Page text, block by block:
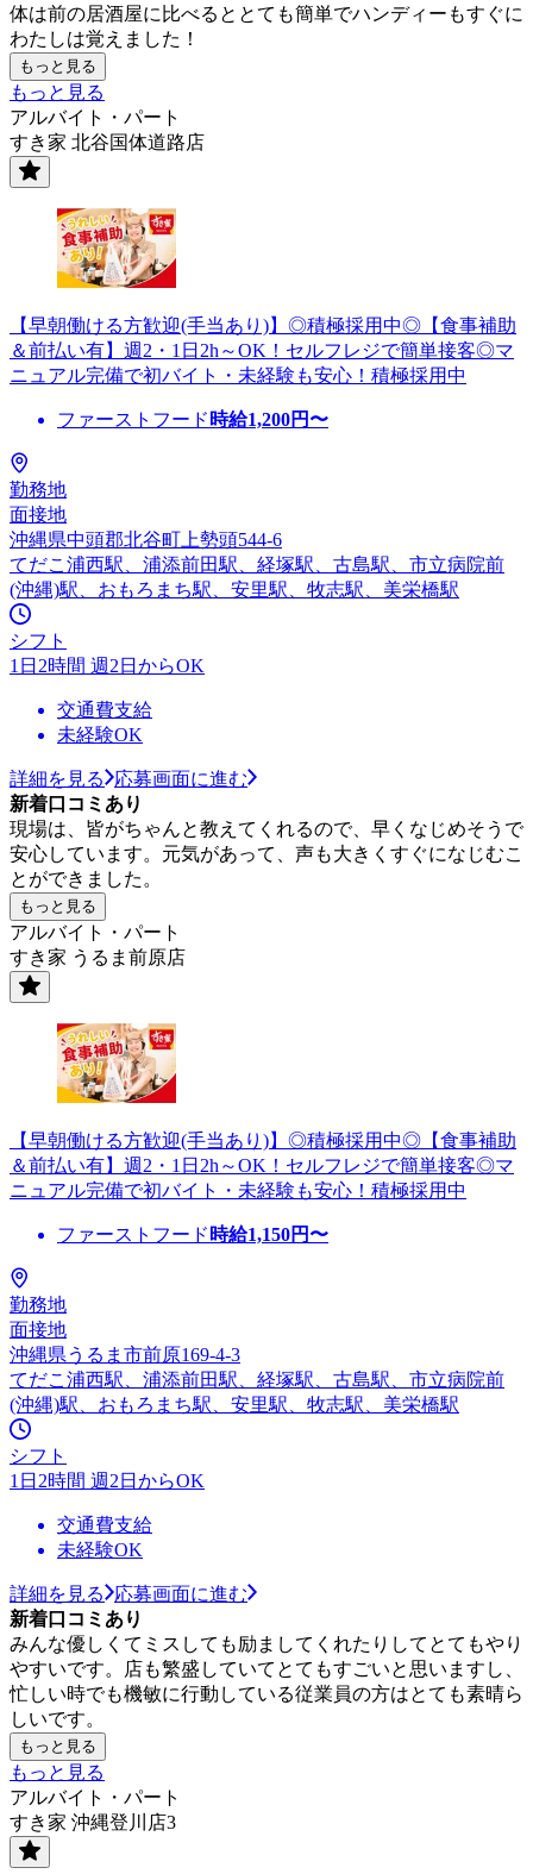
体は前の居酒屋に比べるととても簡単でハンディーもすぐに
わたしは覚えました！
もっと見る
もっと見る
アルバイト・パート
すき家 北谷国体道路店
【早朝働ける方歓迎(手当あり)】◎積極採用中◎【食事補助
＆前払い有】週2・1日2h～OK！セルフレジで簡単接客◎マ
ニュアル完備で初バイト・未経験も安心！積極採用中
ファーストフード 時給1,200円〜
勤務地
面接地
沖縄県中頭郡北谷町上勢頭544-6
てだこ浦西駅、浦添前田駅、経塚駅、古島駅、市立病院前
(沖縄)駅、おもろまち駅、安里駅、牧志駅、美栄橋駅
シフト
1日2時間 週2日からOK
交通費支給
未経験OK
詳細を見る
応募画面に進む
新着口コミあり
現場は、皆がちゃんと教えてくれるので、早くなじめそうで
安心しています。元気があって、声も大きくすぐになじむこ
とができました。
もっと見る
アルバイト・パート
すき家 うるま前原店
【早朝働ける方歓迎(手当あり)】◎積極採用中◎【食事補助
＆前払い有】週2・1日2h～OK！セルフレジで簡単接客◎マ
ニュアル完備で初バイト・未経験も安心！積極採用中
ファーストフード 時給1,150円〜
勤務地
面接地
沖縄県うるま市前原169-4-3
てだこ浦西駅、浦添前田駅、経塚駅、古島駅、市立病院前
(沖縄)駅、おもろまち駅、安里駅、牧志駅、美栄橋駅
シフト
1日2時間 週2日からOK
交通費支給
未経験OK
詳細を見る
応募画面に進む
新着口コミあり
みんな優しくてミスしても励ましてくれたりしてとてもやり
やすいです。店も繁盛していてとてもすごいと思いますし、
忙しい時でも機敏に行動している従業員の方はとても素晴ら
しいです。
もっと見る
もっと見る
アルバイト・パート
すき家 沖縄登川店3